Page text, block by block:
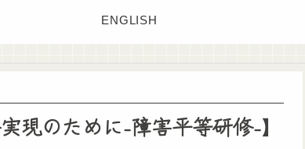
ENGLISH
現のために-障害平等研修-】